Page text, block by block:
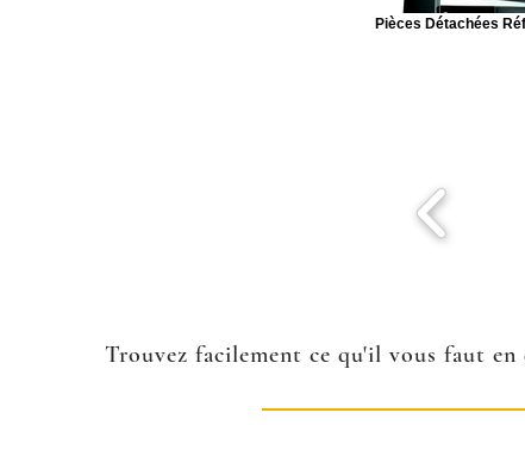
Pièces Détachées
Trouvez facilement ce qu'il vous faut en